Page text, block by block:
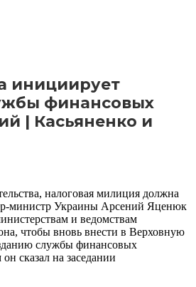
инициирует
финансовых
| Касьяненко и
налоговая милиция должна
министр Украины Арсений Яценюк
и ведомствам
чтобы вновь внести в Верховную
службы финансовых
сказал на заседании